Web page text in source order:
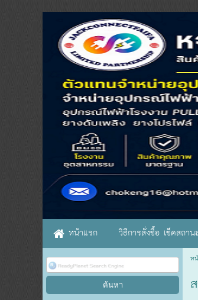
หน้าแรก วิธีการสั่งซื้อ เช็คสถาน
ห